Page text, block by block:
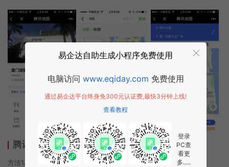
腾讯地图小程序使用方法
方法1. 使用微信扫描本页面上方二维码进入腾讯地图的小程序
易企达自助生成小程序免费使用
电脑访问 www.eqiday.com 免费使用
通过易企达平台终身免300元认证费,最快3分钟上线!
查看教程
登录
PC查
看更
多.....